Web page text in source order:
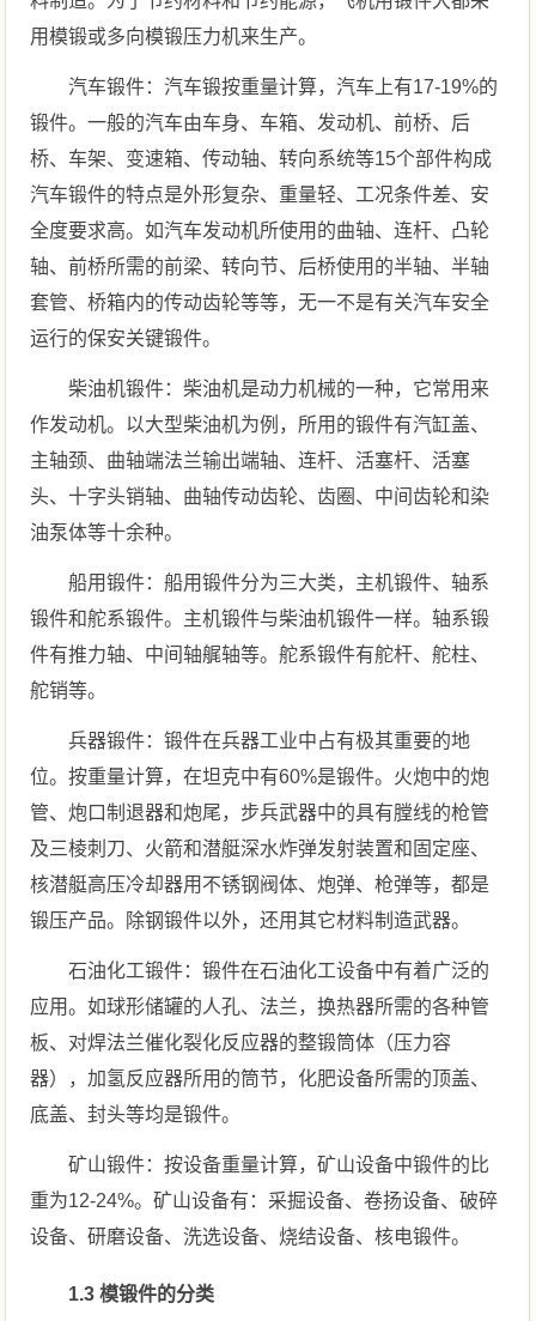
用模锻或多向模锻压力机来生产。
汽车锻件：汽车锻按重量计算，汽车上有17-19%的
锻件。一般的汽车由车身、车箱、发动机、前桥、后
桥、车架、变速箱、传动轴、转向系统等15个部件构成
汽车锻件的特点是外形复杂、重量轻、工况条件差、安
全度要求高。如汽车发动机所使用的曲轴、连杆、凸轮
轴、前桥所需的前梁、转向节、后桥使用的半轴、半轴
套管、桥箱内的传动齿轮等等，无一不是有关汽车安全
运行的保安关键锻件。
柴油机锻件：柴油机是动力机械的一种，它常用来
作发动机。以大型柴油机为例，所用的锻件有汽缸盖、
主轴颈、曲轴端法兰输出端轴、连杆、活塞杆、活塞
头、十字头销轴、曲轴传动齿轮、齿圈、中间齿轮和染
油泵体等十余种。
船用锻件：船用锻件分为三大类，主机锻件、轴系
锻件和舵系锻件。主机锻件与柴油机锻件一样。轴系锻
件有推力轴、中间轴艉轴等。舵系锻件有舵杆、舵柱、
舵销等。
兵器锻件：锻件在兵器工业中占有极其重要的地
位。按重量计算，在坦克中有60%是锻件。火炮中的炮
管、炮口制退器和炮尾，步兵武器中的具有膛线的枪管
及三棱刺刀、火箭和潜艇深水炸弹发射装置和固定座、
核潜艇高压冷却器用不锈钢阀体、炮弹、枪弹等，都是
锻压产品。除钢锻件以外，还用其它材料制造武器。
石油化工锻件：锻件在石油化工设备中有着广泛的
应用。如球形储罐的人孔、法兰，换热器所需的各种管
板、对焊法兰催化裂化反应器的整锻筒体（压力容
器），加氢反应器所用的筒节，化肥设备所需的顶盖、
底盖、封头等均是锻件。
矿山锻件：按设备重量计算，矿山设备中锻件的比
重为12-24%。矿山设备有：采掘设备、卷扬设备、破碎
设备、研磨设备、洗选设备、烧结设备、核电锻件。
1.3 模锻件的分类